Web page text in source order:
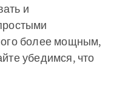
и
более мощным,
убедимся, что